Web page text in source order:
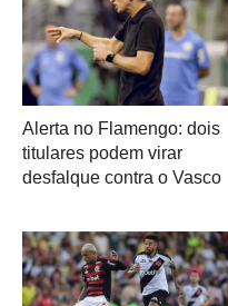
Alerta no Flamengo: dois
titulares podem virar
desfalque contra o Vasco